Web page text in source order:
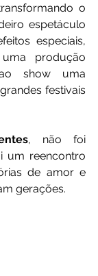
o
espetáculo
especiais,
produção
show uma
festivais
, não foi
um reencontro
de amor e
gerações.